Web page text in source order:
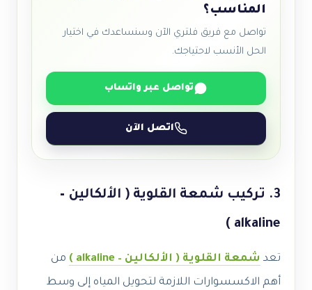
المناسب؟
تواصل مع فريق فلتري الآن وسنساعدك في اختيار
الحل الأنسب لاحتياجك.
تواصل عبر واتساب
اتصل الآن
3. تركيب شمعة القلوية ( الألكالين –
alkaline )
تعد شمعة القلوية ( الألكالين – alkaline )
من
أهم الاكسسوارات اللازمة لتحويل المياه إلى وسط